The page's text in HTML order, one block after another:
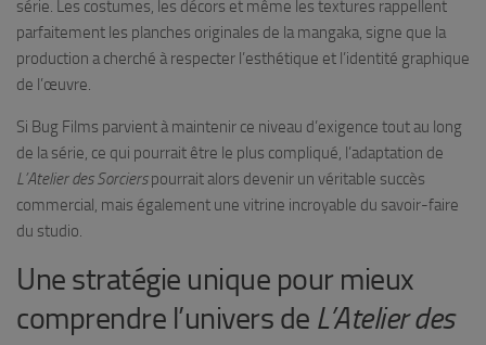
série. Les costumes, les décors et même les textures rappellent
parfaitement les planches originales de la mangaka, signe que la
production a cherché à respecter l’esthétique et l’identité graphique
de l’œuvre.
Si Bug Films parvient à maintenir ce niveau d’exigence tout au long
de la série, ce qui pourrait être le plus compliqué, l’adaptation de
L’Atelier des Sorcierspourrait alors devenir un véritable succès
commercial, mais également une vitrine incroyable du savoir-faire
du studio.
Une stratégie unique pour mieux
comprendre l’univers de L’Atelier des